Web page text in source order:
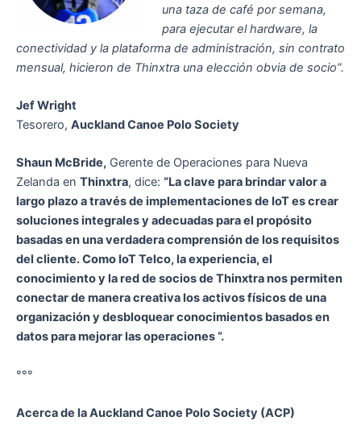
una taza de café por semana,
para ejecutar el hardware, la
conectividad y la plataforma de administración, sin contrato
mensual, hicieron de Thinxtra una elección obvia de socio”.
Jef Wright
Tesorero, Auckland Canoe Polo Society
Shaun McBride, Gerente de Operaciones para Nueva
Zelanda en Thinxtra, dice: “La clave para brindar valor a
largo plazo a través de implementaciones de IoT es crear
soluciones integrales y adecuadas para el propósito
basadas en una verdadera comprensión de los requisitos
del cliente. Como IoT Telco, la experiencia, el
conocimiento y la red de socios de Thinxtra nos permiten
conectar de manera creativa los activos físicos de una
organización y desbloquear conocimientos basados en
datos para mejorar las operaciones “.
°°°
Acerca de la Auckland Canoe Polo Society (ACP)